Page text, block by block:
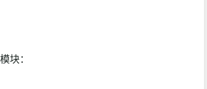
块：